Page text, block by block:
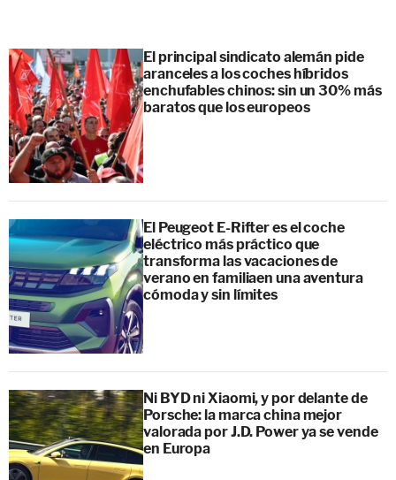
El principal sindicato alemán pide
aranceles a los coches híbridos
enchufables chinos: sin un 30% más
baratos que los europeos
El Peugeot E-Rifter es el coche
eléctrico más práctico que
transforma las vacaciones de
verano en familiaen una aventura
cómoda y sin límites
Ni BYD ni Xiaomi, y por delante de
Porsche: la marca china mejor
valorada por J.D. Power ya se vende
en Europa